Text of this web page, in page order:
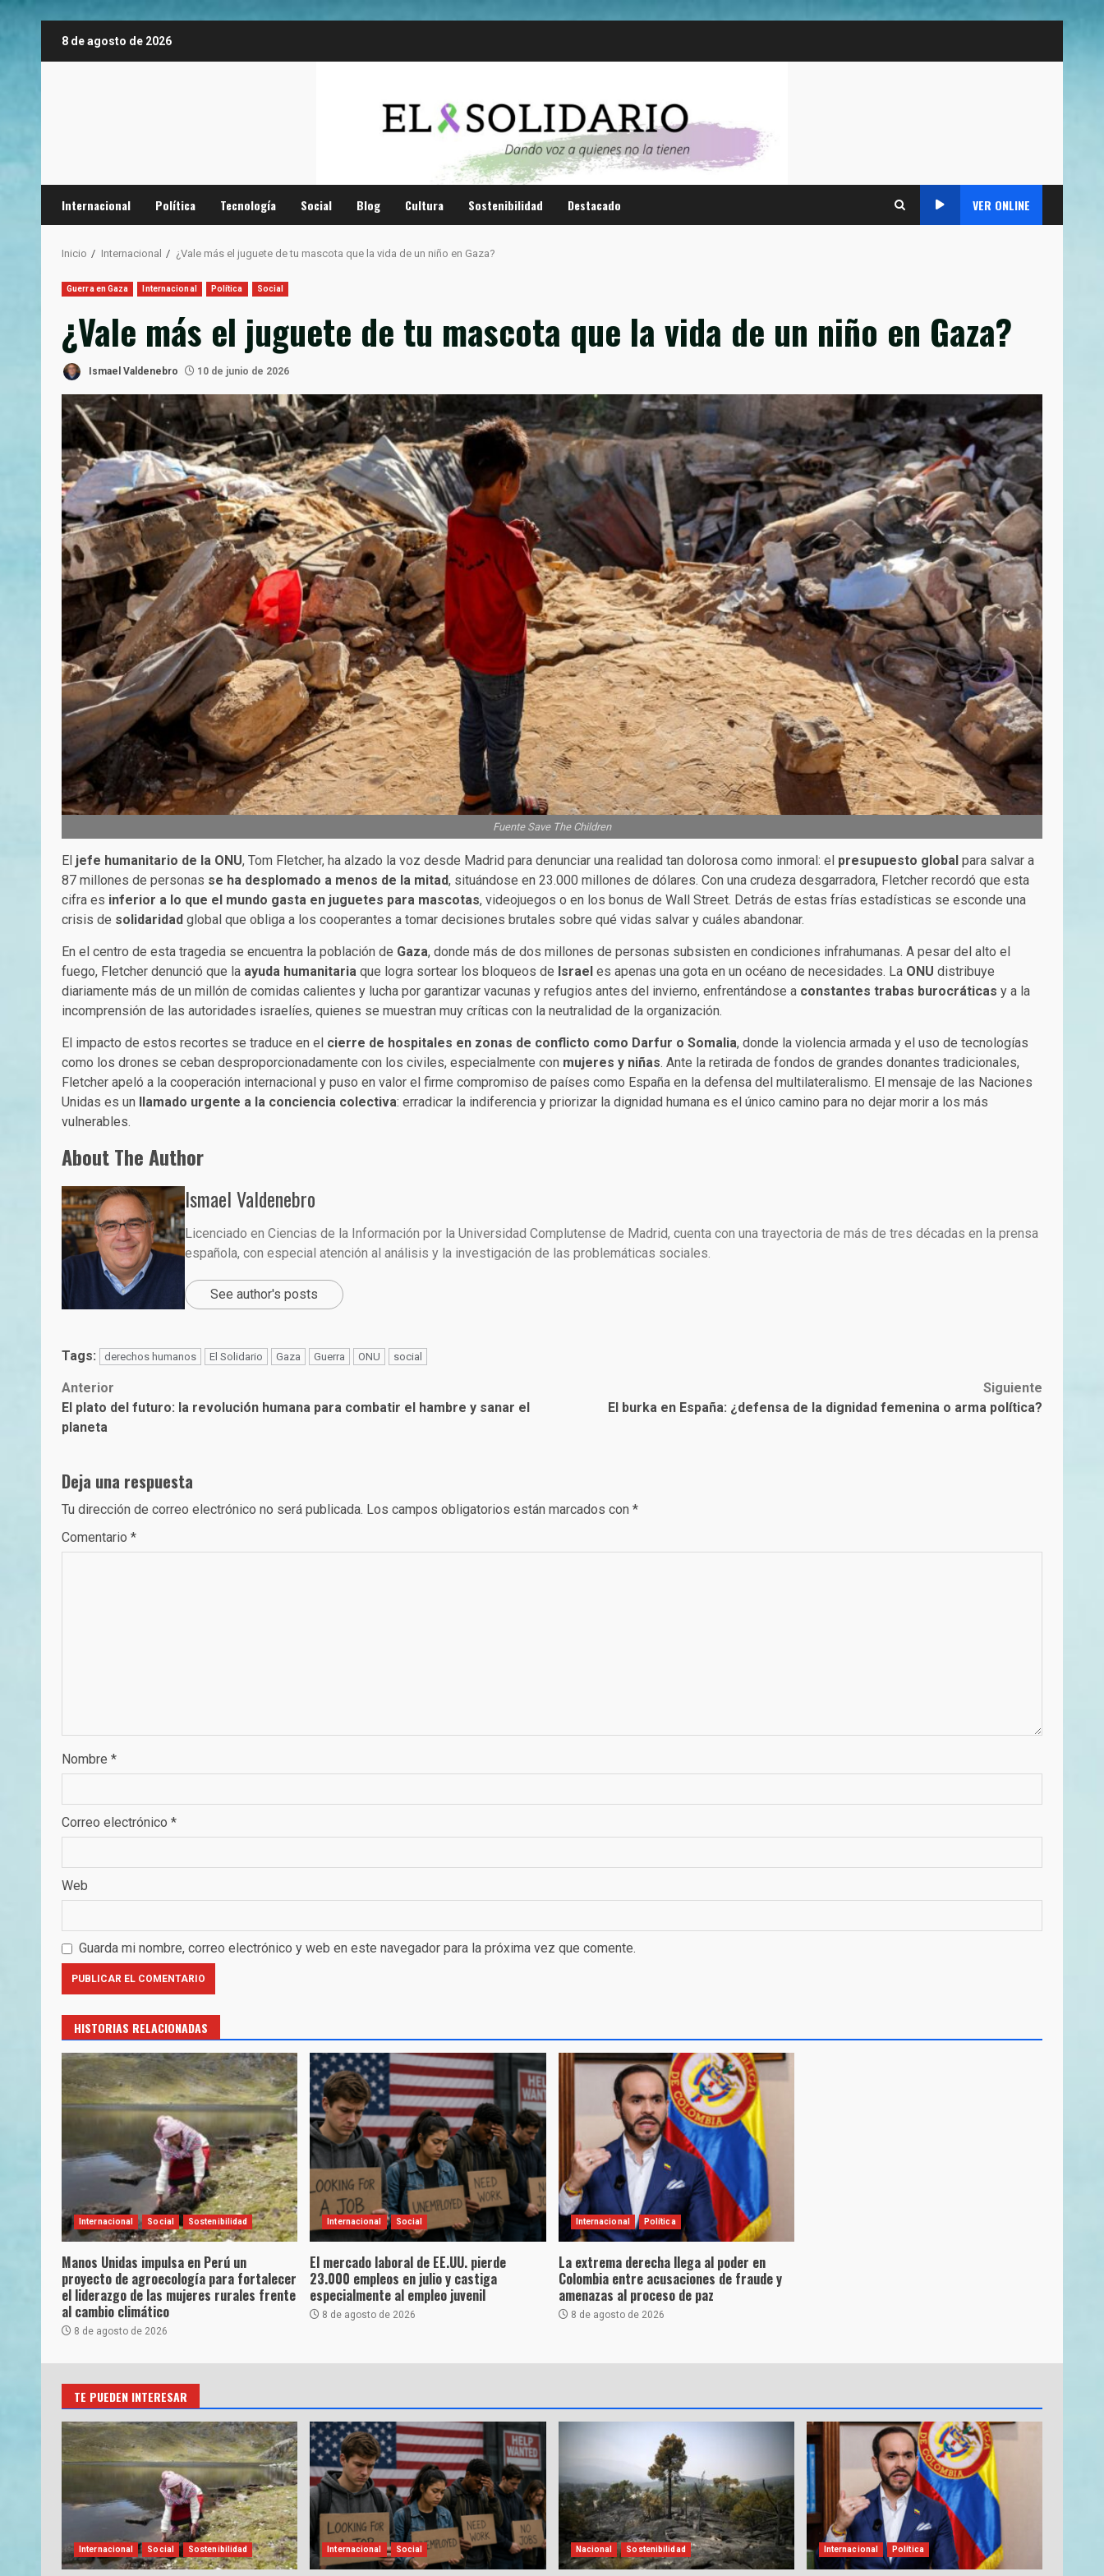
8 de agosto de 2026
Internacional Política Tecnología Social Blog Cultura Sostenibilidad Destacado VER ONLINE
Inicio Internacional ¿Vale más el juguete de tu mascota que la vida de un niño en Gaza?
Guerra en Gaza Internacional Política Social
¿Vale más el juguete de tu mascota que la vida de un niño en Gaza?
Ismael Valdenebro 10 de junio de 2026
Fuente Save The Children
El jefe humanitario de la ONU, Tom Fletcher, ha alzado la voz desde Madrid para denunciar una realidad tan dolorosa como inmoral: el presupuesto global para salvar a
87 millones de personas se ha desplomado a menos de la mitad, situándose en 23.000 millones de dólares. Con una crudeza desgarradora, Fletcher recordó que esta
cifra es inferior a lo que el mundo gasta en juguetes para mascotas, videojuegos o en los bonus de Wall Street. Detrás de estas frías estadísticas se esconde una
crisis de solidaridad global que obliga a los cooperantes a tomar decisiones brutales sobre qué vidas salvar y cuáles abandonar.
En el centro de esta tragedia se encuentra la población de Gaza, donde más de dos millones de personas subsisten en condiciones infrahumanas. A pesar del alto el
fuego, Fletcher denunció que la ayuda humanitaria que logra sortear los bloqueos de Israel es apenas una gota en un océano de necesidades. La ONU distribuye
diariamente más de un millón de comidas calientes y lucha por garantizar vacunas y refugios antes del invierno, enfrentándose a constantes trabas burocráticas y a la
incomprensión de las autoridades israelíes, quienes se muestran muy críticas con la neutralidad de la organización.
El impacto de estos recortes se traduce en el cierre de hospitales en zonas de conflicto como Darfur o Somalia, donde la violencia armada y el uso de tecnologías
como los drones se ceban desproporcionadamente con los civiles, especialmente con mujeres y niñas. Ante la retirada de fondos de grandes donantes tradicionales,
Fletcher apeló a la cooperación internacional y puso en valor el firme compromiso de países como España en la defensa del multilateralismo. El mensaje de las Naciones
Unidas es un llamado urgente a la conciencia colectiva: erradicar la indiferencia y priorizar la dignidad humana es el único camino para no dejar morir a los más
vulnerables.
About The Author
Ismael Valdenebro
Licenciado en Ciencias de la Información por la Universidad Complutense de Madrid, cuenta con una trayectoria de más de tres décadas en la prensa
española, con especial atención al análisis y la investigación de las problemáticas sociales.
See author's posts
Tags: derechos humanos El Solidario Gaza Guerra ONU social
Post
navigation
Anterior
El plato del futuro: la revolución humana para combatir el hambre y sanar el
planeta
Siguiente
El burka en España: ¿defensa de la dignidad femenina o arma política?
Deja una respuesta
Tu dirección de correo electrónico no será publicada. Los campos obligatorios están marcados con *
Comentario *
Nombre *
Correo electrónico *
Web
Guarda mi nombre, correo electrónico y web en este navegador para la próxima vez que comente.
HISTORIAS RELACIONADAS
Internacional Social Sostenibilidad
Manos Unidas impulsa en Perú un
proyecto de agroecología para fortalecer
el liderazgo de las mujeres rurales frente
al cambio climático
8 de agosto de 2026
Internacional Social
El mercado laboral de EE.UU. pierde
23.000 empleos en julio y castiga
especialmente al empleo juvenil
8 de agosto de 2026
Internacional Política
La extrema derecha llega al poder en
Colombia entre acusaciones de fraude y
amenazas al proceso de paz
8 de agosto de 2026
TE PUEDEN INTERESAR
Internacional Social Sostenibilidad Internacional Social Nacional Sostenibilidad Internacional Política